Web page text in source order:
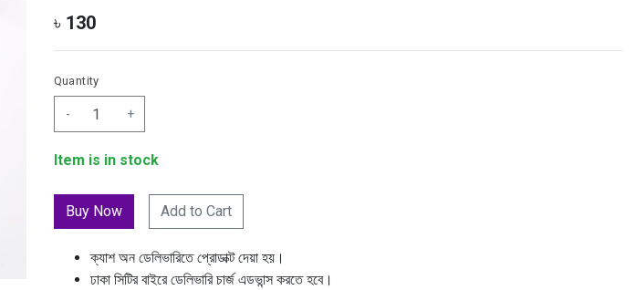
৳ 130
Quantity
- +
Item is in stock
Add to Cart
ক্যাশ অন ডেলিভারিতে প্রোডাক্ট দেয়া হয়।
ঢাকা সিটির বাইরে ডেলিভারি চার্জ এডভান্স করতে হবে।